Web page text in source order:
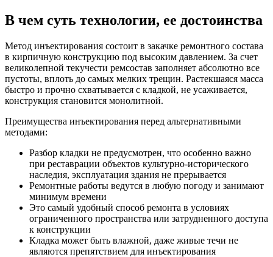
В чем суть технологии, ее достоинства
Метод инъектирования состоит в закачке ремонтного состава
в кирпичную конструкцию под высоким давлением. За счет
великолепной текучести ремсостав заполняет абсолютно все
пустоты, вплоть до самых мелких трещин. Растекшаяся масса
быстро и прочно схватывается с кладкой, не усаживается,
конструкция становится монолитной.
Преимущества инъектирования перед альтернативными
методами:
Разбор кладки не предусмотрен, что особенно важно
при реставрации объектов культурно-исторического
наследия, эксплуатация здания не прерывается
Ремонтные работы ведутся в любую погоду и занимают
минимум времени
Это самый удобный способ ремонта в условиях
ограниченного пространства или затрудненного доступа
к конструкции
Кладка может быть влажной, даже живые течи не
являются препятствием для инъектирования